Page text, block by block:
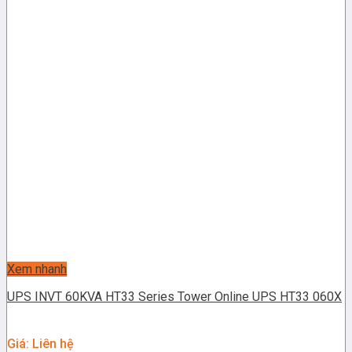
Xem nhanh
UPS INVT 60KVA HT33 Series Tower Online UPS HT33 060X
Giá: Liên hệ